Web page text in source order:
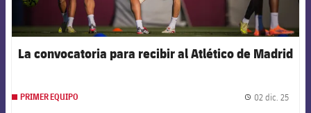
La convocatoria para recibir al Atlético de Madrid
PRIMER EQUIPO 02 dic. 25